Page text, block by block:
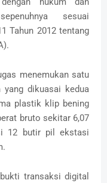
sesuai
Tahun 2012 tentang
menemukan satu
yang dikuasai kedua
plastik klip bening
bruto sekitar 6,07
12 butir pil ekstasi
transaksi digital